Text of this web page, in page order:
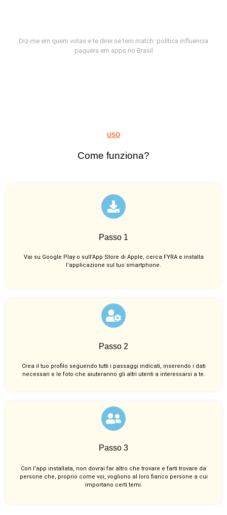
Diz-me em quem votas e te direi se tem match: política influencia
paquera em apps no Brasil
USO
Come funziona?
Passo 1
Vai su Google Play o sull’App Store di Apple, cerca FYRA e installa
l’applicazione sul tuo smartphone.
Passo 2
Crea il tuo profilo seguendo tutti i passaggi indicati, inserendo i dati
necessari e le foto che aiuteranno gli altri utenti a interessarsi a te.
Passo 3
Con l’app installata, non dovrai far altro che trovare e farti trovare da
persone che, proprio come voi, vogliono al loro fianco persone a cui
importano certi temi.